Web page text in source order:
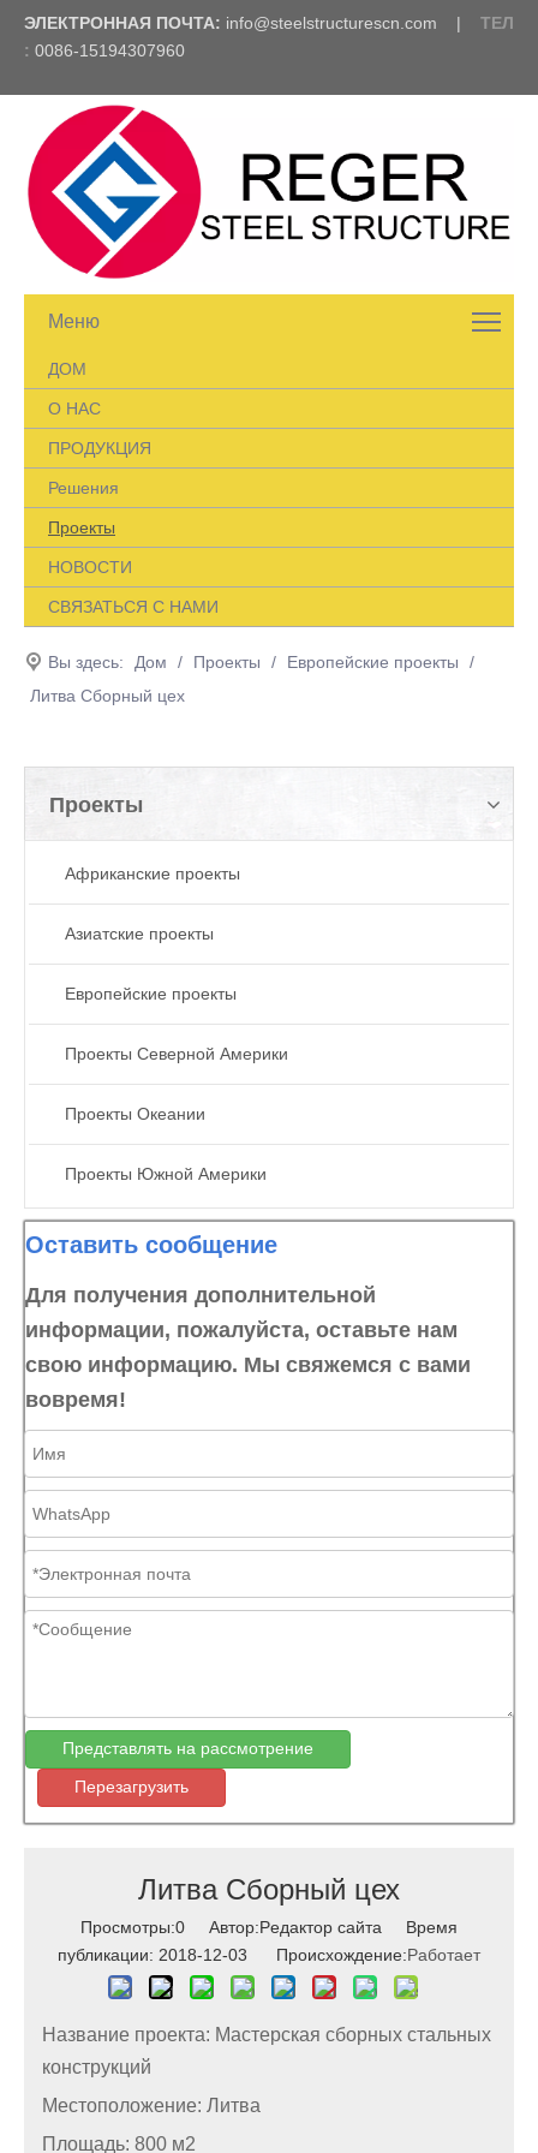
ЭЛЕКТРОННАЯ ПОЧТА: info@steelstructurescn.com | ТЕЛ
: 0086-15194307960
Меню
ДОМ
О НАС
ПРОДУКЦИЯ
Решения
Проекты
НОВОСТИ
СВЯЗАТЬСЯ С НАМИ
Вы здесь: Дом / Проекты / Европейские проекты
/
Литва Сборный цех
Проекты
Африканские проекты
Азиатские проекты
Европейские проекты
Проекты Северной Америки
Проекты Океании
Проекты Южной Америки
Оставить сообщение
Для получения дополнительной
информации, пожалуйста, оставьте нам
свою информацию. Мы свяжемся с вами
вовремя!
Представлять на рассмотрение
Перезагрузить
Литва Сборный цех
Просмотры:0 Автор:Pедактор сайта Время
публикации: 2018-12-03 Происхождение:Работает
Название проекта: Мастерская сборных стальных
конструкций
Местоположение: Литва
Площадь: 800 м2